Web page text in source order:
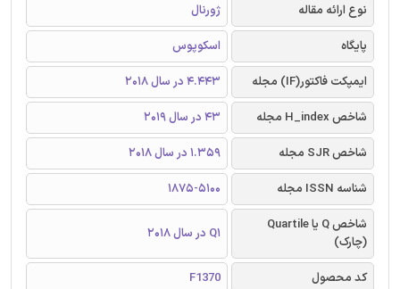
نوع ارائه مقاله
ژورنال
پایگاه
اسکوپوس
ایمپکت فاکتور(IF) مجله
4.443 در سال 2018
شاخص H_index مجله
43 در سال 2019
شاخص SJR مجله
1.359 در سال 2018
شناسه ISSN مجله
1875-5100
شاخص Q یا Quartile
(چارک)
Q1 در سال 2018
کد محصول
F1370